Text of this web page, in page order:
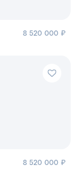
8 520 000 ₽
8 520 000 ₽